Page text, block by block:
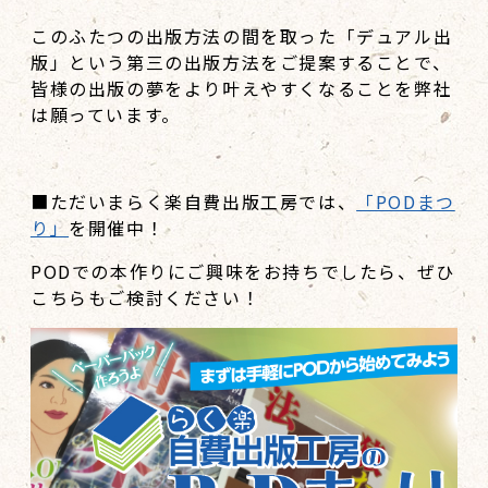
このふたつの出版方法の間を取った「デュアル出
版」という第三の出版方法をご提案することで、
皆様の出版の夢をより叶えやすくなることを弊社
は願っています。
■ただいまらく楽自費出版工房では、
「PODまつ
り」 を開催中！
PODでの本作りにご興味をお持ちでしたら、ぜひ
こちらもご検討ください！